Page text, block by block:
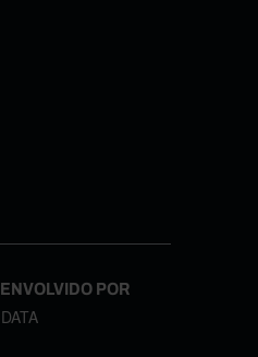
POR